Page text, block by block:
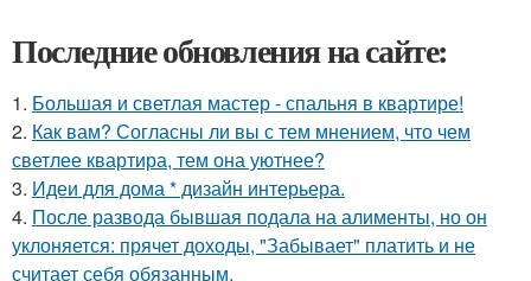
Последние обновления на сайте:
1. Большая и светлая мастер - спальня в квартире!
2. Как вам? Согласны ли вы с тем мнением, что чем
светлее квартира, тем она уютнее?
3. Идеи для дома * дизайн интерьера.
4. После развода бывшая подала на алименты, но он
уклоняется: прячет доходы, "Забывает" платить и не
считает себя обязанным.